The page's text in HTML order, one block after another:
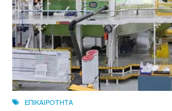
ΕΠΙΚΑΙΡΟΤΗΤΑ